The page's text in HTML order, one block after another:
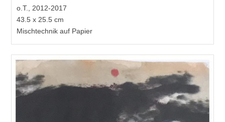
o.T., 2012-2017
43.5 x 25.5 cm
Mischtechnik auf Papier